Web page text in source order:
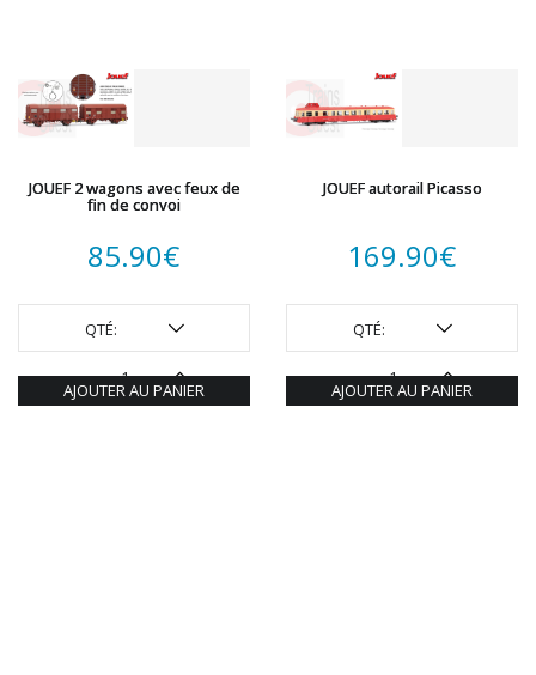
JOUEF 2 wagons avec feux de
fin de convoi
85.90€
QTÉ:
AJOUTER AU PANIER
JOUEF autorail Picasso
169.90€
QTÉ:
AJOUTER AU PANIER